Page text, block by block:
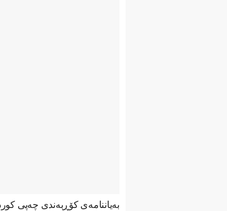
بەیاننامەی کۆڕبەندی چەپی